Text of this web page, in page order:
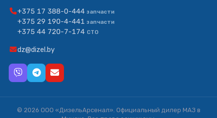
+375 17 388-0-444 запчасти
+375 29 190-4-441 запчасти
+375 44 720-7-174 СТО
dz@dizel.by
© 2026 ООО «ДизельАрсенал». Официальный дилер МАЗ в